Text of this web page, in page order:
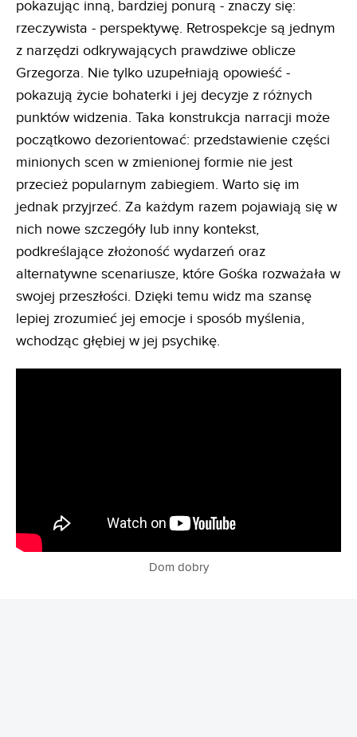
pokazując inną, bardziej ponurą - znaczy się:
rzeczywista - perspektywę. Retrospekcje są jednym
z narzędzi odkrywających prawdziwe oblicze
Grzegorza. Nie tylko uzupełniają opowieść -
pokazują życie bohaterki i jej decyzje z różnych
punktów widzenia. Taka konstrukcja narracji może
początkowo dezorientować: przedstawienie części
minionych scen w zmienionej formie nie jest
przecież popularnym zabiegiem. Warto się im
jednak przyjrzeć. Za każdym razem pojawiają się w
nich nowe szczegóły lub inny kontekst,
podkreślające złożoność wydarzeń oraz
alternatywne scenariusze, które Gośka rozważała w
swojej przeszłości. Dzięki temu widz ma szansę
lepiej zrozumieć jej emocje i sposób myślenia,
wchodząc głębiej w jej psychikę.
Dom dobry